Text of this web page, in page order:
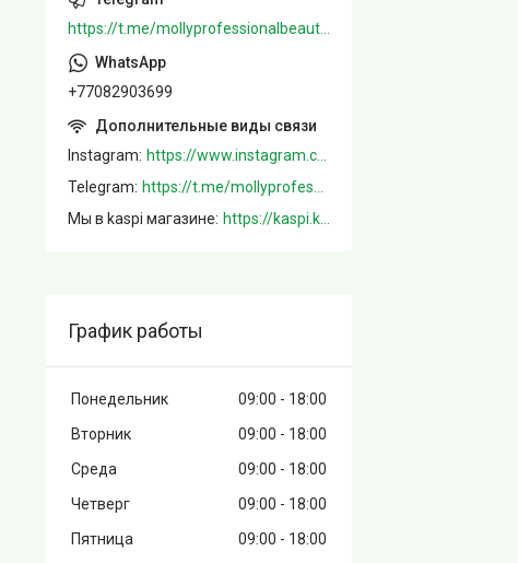
+77082903699
Instagram
Telegram
Мы в kaspi магазине
График работы
Понедельник 09:00
18:00
Вторник
09:00
18:00
Среда
09:00
18:00
Четверг
09:00
18:00
Пятница
09:00
18:00